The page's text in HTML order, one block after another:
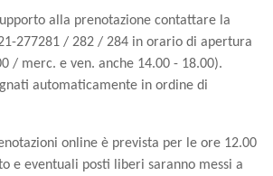
alla prenotazione contattare la
277281 / 282 / 284 in orario di apertura
/ merc. e ven. anche 14.00 - 18.00).
automaticamente in ordine di
online è prevista per le ore 12.00
e eventuali posti liberi saranno messi a